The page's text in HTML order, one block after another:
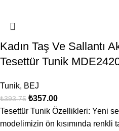
Kadın Taş Ve Sallantı
Tesettür Tunik
Tunik, BEJ
₺393.75 ₺357.00
Tesettür Tunik Özellikleri: Yeni
modelimizin ön kısımında